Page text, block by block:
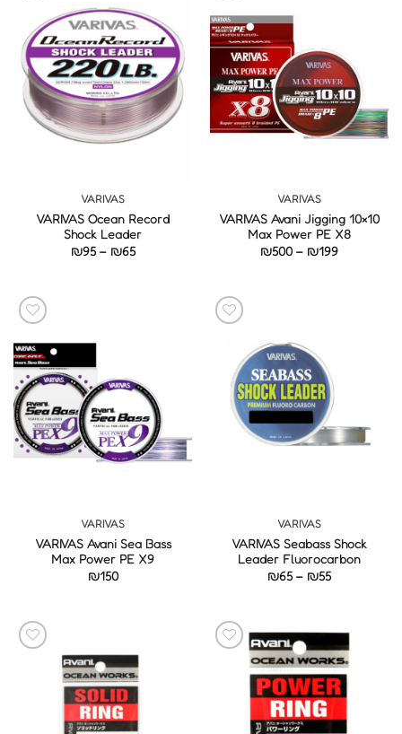
VARIVAS
VARIVAS Avani Jigging 10×10
Max Power PE X8
₪199
–
₪500
VARIVAS
VARIVAS Ocean Record
Shock Leader
₪65
–
₪95
VARIVAS
VARIVAS Seabass Shock
Leader Fluorocarbon
₪55
–
₪65
VARIVAS
VARIVAS Avani Sea Bass
Max Power PE X9
₪150